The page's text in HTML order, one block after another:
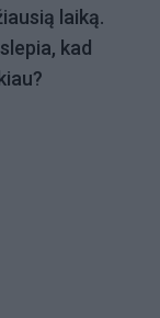
laiką.
kad